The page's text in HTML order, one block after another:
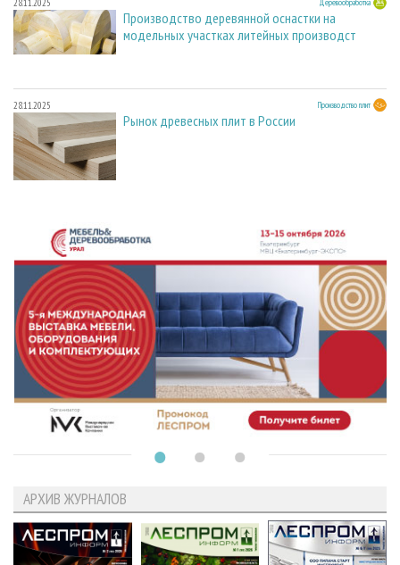
28.11.2025 Деревообработка
Производство деревянной оснастки на
модельных участках литейных производст
28.11.2025 Производство плит
Рынок древесных плит в России
АРХИВ ЖУРНАЛОВ